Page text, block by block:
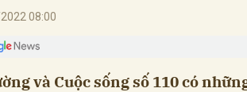
08:00
và Cuộc sống số 110 có